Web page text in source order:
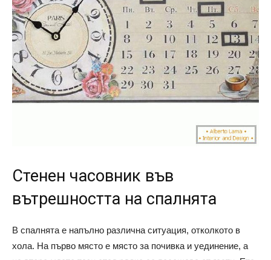
Стенен часовник във
вътрешността на спалнята
В спалнята е напълно различна ситуация, отколкото в
хола. На първо място е място за почивка и уединение, а